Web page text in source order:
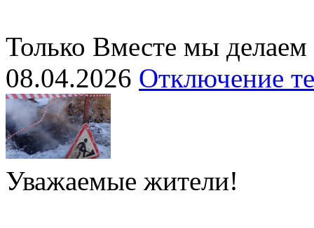
Только Вместе мы
08.04.2026 Отключение
Уважаемые жители!